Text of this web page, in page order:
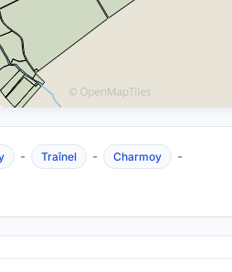
- Traînel - Charmoy -